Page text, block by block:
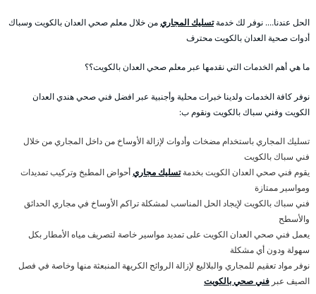
الحل عندنا…. نوفر لك خدمةتسليك المجاريمن خلال معلم صحي العدان بالكويت وسباك
أدوات صحية العدان بالكويت محترف
ما هي أهم الخدمات التي نقدمها عبر معلم صحي العدان بالكويت؟؟
نوفر كافة الخدمات ولدينا خبرات محلية وأجنبية عبر افضل فني صحي هندي العدان
الكويت وفني سباك بالكويت ونقوم ب:
تسليك المجاري باستخدام مضخات وأدوات لإزالة الأوساخ من داخل المجاري من خلال
فني سباك بالكويت
يقوم فني صحي العدان الكويت بخدمةتسليك مجاريأحواض المطبخ وتركيب تمديدات
ومواسير ممتازة
فني سباك بالكويت لإيجاد الحل المناسب لمشكلة تراكم الأوساخ في مجاري الحدائق
والأسطح
يعمل فني صحي العدان الكويت على تمديد مواسير خاصة لتصريف مياه الأمطار بكل
سهولة ودون أي مشكلة
نوفر مواد تعقيم للمجاري والبلاليع لإزالة الروائح الكريهة المنبعثة منها وخاصة في فصل
الصيف عبر فني صحي بالكويت